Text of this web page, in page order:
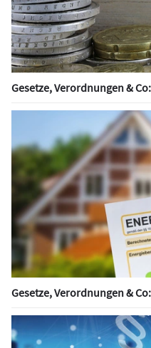
Gesetze, Verordnungen &
Gesetze, Verordnungen &